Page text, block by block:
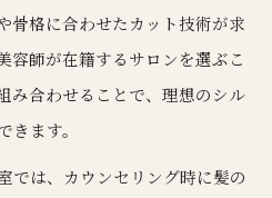
骨格に合わせたカット技術が求
容師が在籍するサロンを選ぶこ
み合わせることで、理想のシル
ます。
では、カウンセリング時に髪の